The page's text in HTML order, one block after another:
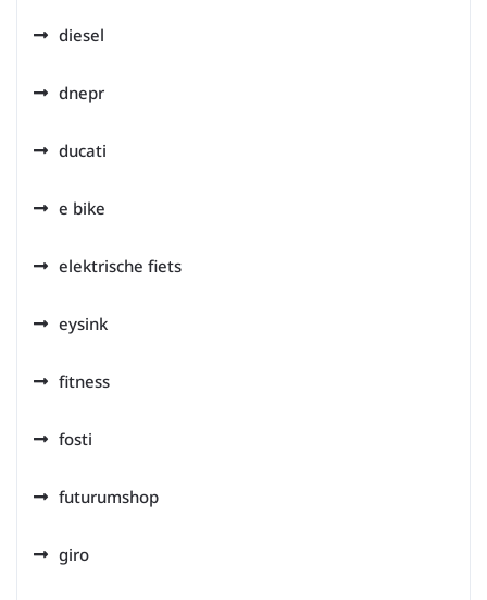
diesel
dnepr
ducati
e bike
elektrische fiets
eysink
fitness
fosti
futurumshop
giro